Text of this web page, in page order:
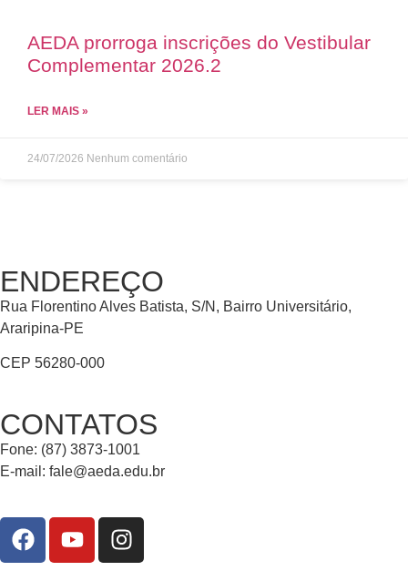
AEDA prorroga inscrições do Vestibular
Complementar 2026.2
LER MAIS »
24/07/2026 Nenhum comentário
ENDEREÇO
Rua Florentino Alves Batista, S/N, Bairro Universitário,
Araripina-PE
CEP 56280-000
CONTATOS
Fone: (87) 3873-1001
E-mail: fale@aeda.edu.br